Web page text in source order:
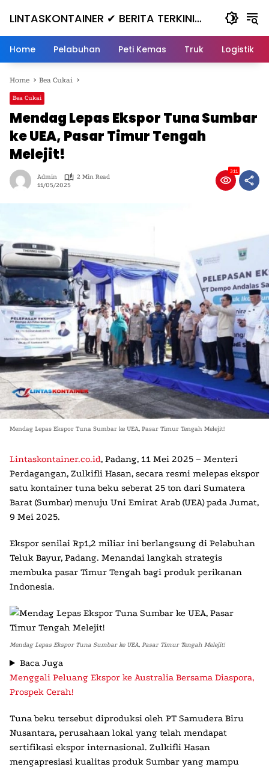
LINTASKONTAINER ✔ BERITA TERKINI
KONTAINER TERBARU HARI INI
Home Pelabuhan Peti Kemas Truk Logistik
Home Bea Cukai
Bea Cukai
Mendag Lepas Ekspor Tuna Sumbar
ke UEA, Pasar Timur Tengah
Melejit!
Admin
2 Min Read
11/05/2025
311
Mendag Lepas Ekspor Tuna Sumbar ke UEA, Pasar Timur Tengah Melejit!
Lintaskontainer.co.id, Padang, 11 Mei 2025 – Menteri
Perdagangan, Zulkifli Hasan, secara resmi melepas ekspor
satu kontainer tuna beku seberat 25 ton dari Sumatera
Barat (Sumbar) menuju Uni Emirat Arab (UEA) pada Jumat,
9 Mei 2025.
Ekspor senilai Rp1,2 miliar ini berlangsung di Pelabuhan
Teluk Bayur, Padang. Menandai langkah strategis
membuka pasar Timur Tengah bagi produk perikanan
Indonesia.
Mendag Lepas Ekspor Tuna Sumbar ke UEA, Pasar Timur Tengah Melejit!
Baca Juga
Menggali Peluang Ekspor ke Australia Bersama Diaspora,
Prospek Cerah!
Tuna beku tersebut diproduksi oleh PT Samudera Biru
Nusantara, perusahaan lokal yang telah mendapat
sertifikasi ekspor internasional. Zulkifli Hasan
mengapresiasi kualitas produk Sumbar yang mampu